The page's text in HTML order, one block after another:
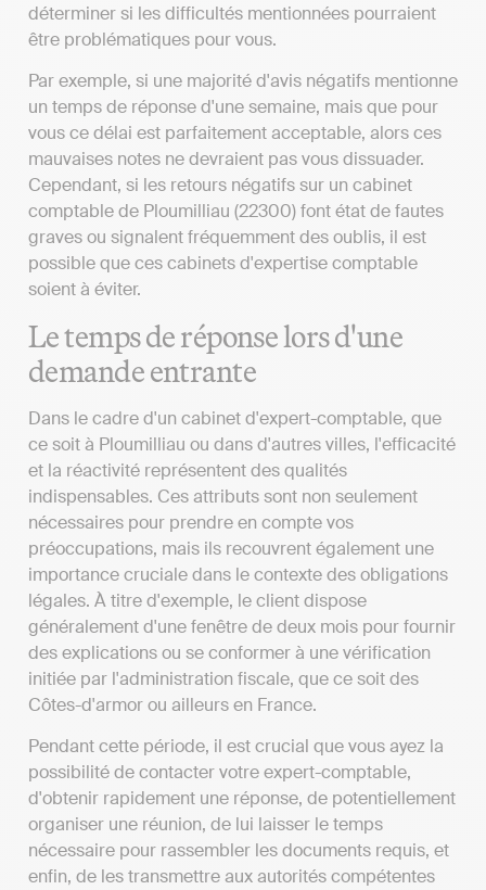
déterminer si les difficultés mentionnées pourraient
être problématiques pour vous.
Par exemple, si une majorité d'avis négatifs mentionne
un temps de réponse d'une semaine, mais que pour
vous ce délai est parfaitement acceptable, alors ces
mauvaises notes ne devraient pas vous dissuader.
Cependant, si les retours négatifs sur un cabinet
comptable de Ploumilliau (22300) font état de fautes
graves ou signalent fréquemment des oublis, il est
possible que ces cabinets d'expertise comptable
soient à éviter.
Le temps de réponse lors d'une
demande entrante
Dans le cadre d'un cabinet d'expert-comptable, que
ce soit à Ploumilliau ou dans d'autres villes, l'efficacité
et la réactivité représentent des qualités
indispensables. Ces attributs sont non seulement
nécessaires pour prendre en compte vos
préoccupations, mais ils recouvrent également une
importance cruciale dans le contexte des obligations
légales. À titre d'exemple, le client dispose
généralement d'une fenêtre de deux mois pour fournir
des explications ou se conformer à une vérification
initiée par l'administration fiscale, que ce soit des
Côtes-d'armor ou ailleurs en France.
Pendant cette période, il est crucial que vous ayez la
possibilité de contacter votre expert-comptable,
d'obtenir rapidement une réponse, de potentiellement
organiser une réunion, de lui laisser le temps
nécessaire pour rassembler les documents requis, et
enfin, de les transmettre aux autorités compétentes